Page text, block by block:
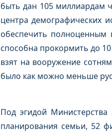
быть дан 105 миллиардам
центра демографических
обеспечить полноценным
способна прокормить до
взят на вооружение
было как можно меньше
Под эгидой Министерства
планирования семьи, 52